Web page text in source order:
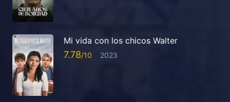
Mi vida con los chicos Walter
7.78 2023